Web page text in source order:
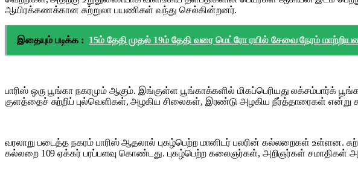
ஆயிரக்கணக்கான சுற்றுலா பயணிகள் வந்து செல்கின்றனர்.
இதையும் படிக்க : 15ம் தேதி முதல் 19ம் தேதி வரை மெட்ரோ ரயில் சேவை நேரம்
பாரிஸ் ஒரு பூங்கா நகரமும் ஆகும். இங்குள்ள பூங்காக்களில் மிகப்பெரியது லக்சம்பார்க்
குளத்தைச் சுற்றிப் புல்வெளிகள், அழகிய சிலைகள், இரண்டு அழகிய நீர்த்தாரைகள் என்று
வரலாறு படைத்த நகரம் பாரிஸ் ஆதலால் புகழ்பெற்ற மானிடர் பலரின் கல்லறைகள் உள்ளன.
கல்லறை 109 ஏக்கர் பரப்பளவு கொண்டது. புகழ்பெற்ற கலைஞர்கள், அறிஞர்கள்